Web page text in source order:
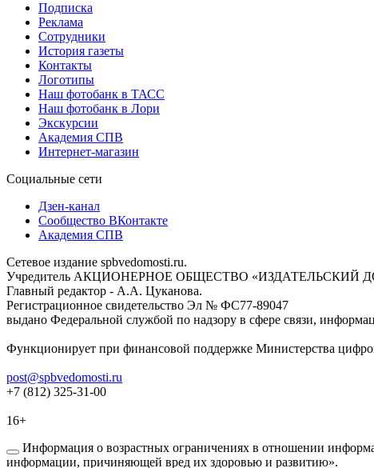
Подписка
Реклама
Сотрудники
История газеты
Контакты
Логотипы
Наш фотобанк в ТАСС
Наш фотобанк в Лори
Экскурсии
Академия СПВ
Интернет-магазин
Социальные сети
Дзен-канал
Сообщество ВКонтакте
Академия СПВ
Сетевое издание spbvedomosti.ru.
Учредитель АКЦИОНЕРНОЕ ОБЩЕСТВО «ИЗДАТЕЛЬСКИЙ
Главный редактор - А.А. Цуканова.
Регистрационное свидетельство Эл № ФС77-89047
выдано Федеральной службой по надзору в сфере связи,
Функционирует при финансовой поддержке Министерства
post@spbvedomosti.ru
+7 (812) 325-31-00
16+
Информация о возрастных ограничениях в отношении
информации, причиняющей вред их здоровью и развитию».